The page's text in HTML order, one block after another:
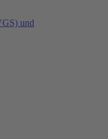
und